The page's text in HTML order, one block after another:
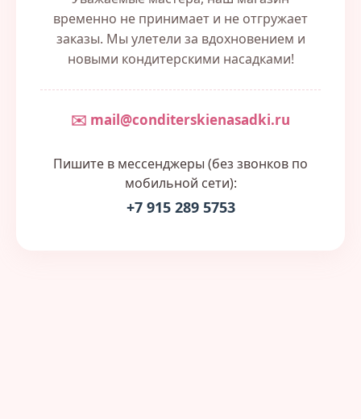
временно не принимает и не отгружает
заказы. Мы улетели за вдохновением и
новыми кондитерскими насадками!
✉️ mail@conditerskienasadki.ru
Пишите в мессенджеры (без звонков по
мобильной сети):
+7 915 289 5753